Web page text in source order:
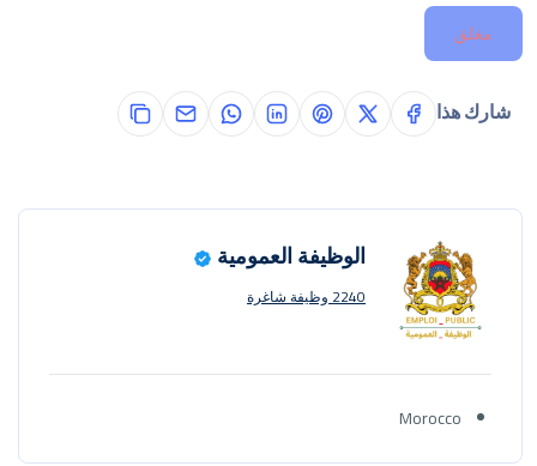
مغلق
شارك هذا
الوظيفة العمومية
2240 وظيفة شاغرة
Morocco